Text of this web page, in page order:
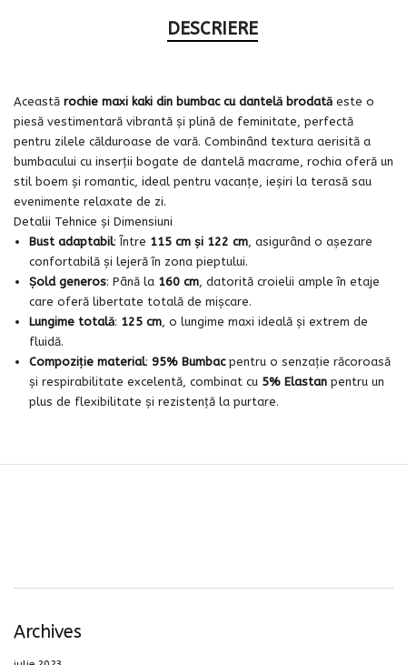
DESCRIERE
Această rochie maxi kaki din bumbac cu dantelă brodată este o
piesă vestimentară vibrantă și plină de feminitate, perfectă
pentru zilele călduroase de vară. Combinând textura aerisită a
bumbacului cu inserții bogate de dantelă macrame, rochia oferă un
stil boem și romantic, ideal pentru vacanțe, ieșiri la terasă sau
evenimente relaxate de zi.
Detalii Tehnice și Dimensiuni
Bust adaptabil: Între 115 cm și 122 cm, asigurând o așezare
confortabilă și lejeră în zona pieptului.
Șold generos: Până la 160 cm, datorită croielii ample în etaje
care oferă libertate totală de mișcare.
Lungime totală: 125 cm, o lungime maxi ideală și extrem de
fluidă.
Compoziție material: 95% Bumbacpentru o senzație răcoroasă
și respirabilitate excelentă, combinat cu 5% Elastanpentru un
plus de flexibilitate și rezistență la purtare.
Archives